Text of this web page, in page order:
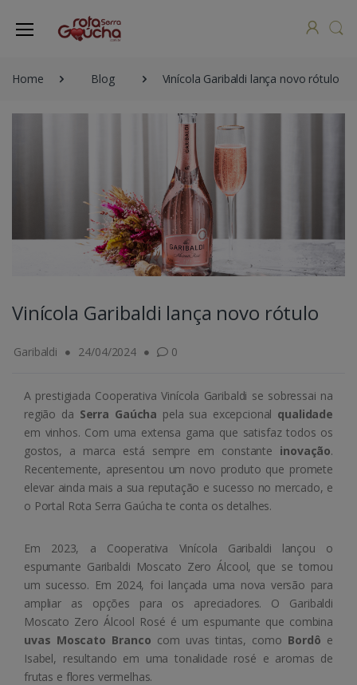
Home Blog Vinícola Garibaldi lança novo rótulo
Vinícola Garibaldi lança novo rótulo
Garibaldi 24/04/2024 0
A prestigiada Cooperativa Vinícola Garibaldi se sobressai na
região da Serra Gaúcha pela sua excepcional qualidade
em vinhos. Com uma extensa gama que satisfaz todos os
gostos, a marca está sempre em constante inovação.
Recentemente, apresentou um novo produto que promete
elevar ainda mais a sua reputação e sucesso no mercado, e
o Portal Rota Serra Gaúcha te conta os detalhes.
Em 2023, a Cooperativa Vinícola Garibaldi lançou o
espumante Garibaldi Moscato Zero Álcool, que se tornou
um sucesso. Em 2024, foi lançada uma nova versão para
ampliar as opções para os apreciadores. O Garibaldi
Moscato Zero Álcool Rosé é um espumante que combina
uvas Moscato Branco com uvas tintas, como Bordô e
Isabel, resultando em uma tonalidade rosé e aromas de
frutas e flores vermelhas.